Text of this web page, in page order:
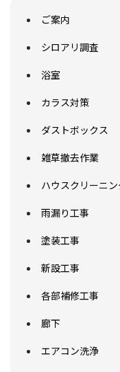
ご案内
シロアリ調査
浴室
カラス対策
ダストボックス
雑草撤去作業
ハウスクリーニ
雨漏り工事
塗装工事
新設工事
各部補修工事
廊下
エアコン洗浄